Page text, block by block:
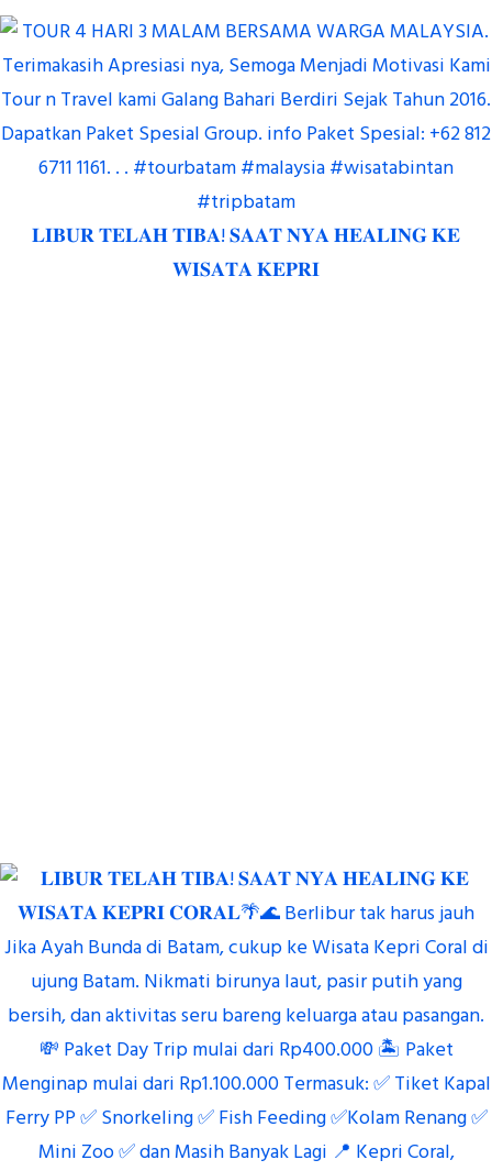
𝐋𝐈𝐁𝐔𝐑 𝐓𝐄𝐋𝐀𝐇 𝐓𝐈𝐁𝐀! 𝐒𝐀𝐀𝐓 𝐍𝐘𝐀 𝐇𝐄𝐀𝐋𝐈𝐍𝐆 𝐊𝐄
𝐖𝐈𝐒𝐀𝐓𝐀 𝐊𝐄𝐏𝐑𝐈